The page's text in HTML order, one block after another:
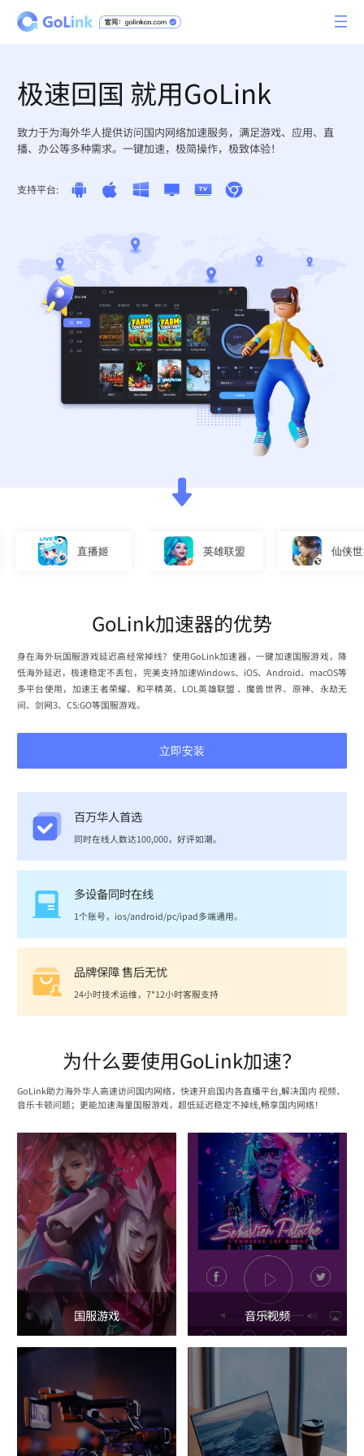
极速回国 就用GoLink
致力于为海外华人提供访问国内网络加速服务，满足游戏、应用、直
播、办公等多种需求。一键加速，极简操作，极致体验！
支持平台:
直播姬 英雄联盟 仙侠世界3
GoLink加速器的优势
身在海外玩国服游戏延迟高经常掉线？使用GoLink加速器，一键加速国服游戏，降
低海外延迟，极速稳定不丢包，完美支持加速Windows、iOS、Android、macOS等
多平台使用，加速王者荣耀、和平精英、LOL英雄联盟 、魔兽世界、原神、永劫无
间、剑网3、CS:GO等国服游戏。
立即安装
百万华人首选
同时在线人数达100,000，好评如潮。
多设备同时在线
1个账号，ios/android/pc/ipad多端通用。
品牌保障 售后无忧
24小时技术运维，7*12小时客服支持
为什么要使用GoLink加速？
GoLink助力海外华人高速访问国内网络，快速开启国内各直播平台,解决国内 视频、
音乐卡顿问题；更能加速海量国服游戏，超低延迟稳定不掉线,畅享国内网络！
国服游戏 音乐视频